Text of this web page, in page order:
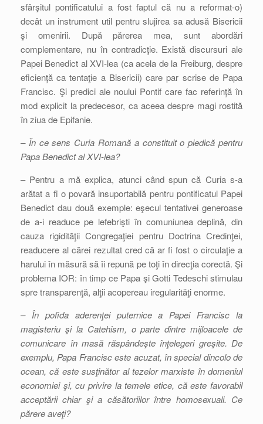
sfârşitul pontificatului a fost faptul că nu a reformat-o)
decât un instrument util pentru slujirea sa adusă Bisericii
şi omenirii. După părerea mea, sunt abordări
complementare, nu în contradicţie. Există discursuri ale
Papei Benedict al XVI-lea (ca acela de la Freiburg, despre
eficienţă ca tentaţie a Bisericii) care par scrise de Papa
Francisc. Şi predici ale noului Pontif care fac referinţă în
mod explicit la predecesor, ca aceea despre magi rostită
în ziua de Epifanie.
– În ce sens Curia Romană a constituit o piedică pentru
Papa Benedict al XVI-lea?
– Pentru a mă explica, atunci când spun că Curia s-a
arătat a fi o povară insuportabilă pentru pontificatul Papei
Benedict dau două exemple: eşecul tentativei generoase
de a-i readuce pe lefebrişti în comuniunea deplină, din
cauza rigidităţii Congregaţiei pentru Doctrina Credinţei,
readucere al cărei rezultat cred că ar fi fost o circulaţie a
harului în măsură să îi repună pe toţi în direcţia corectă. Şi
problema IOR: în timp ce Papa şi Gotti Tedeschi stimulau
spre transparenţă, alţii acopereau iregularităţi enorme.
– În pofida aderenţei puternice a Papei Francisc la
magisteriu şi la Catehism, o parte dintre mijloacele de
comunicare în masă răspândeşte înţelegeri greşite. De
exemplu, Papa Francisc este acuzat, în special dincolo de
ocean, că este susţinător al tezelor marxiste în domeniul
economiei şi, cu privire la temele etice, că este favorabil
acceptării chiar şi a căsătoriilor între homosexuali. Ce
părere aveţi?